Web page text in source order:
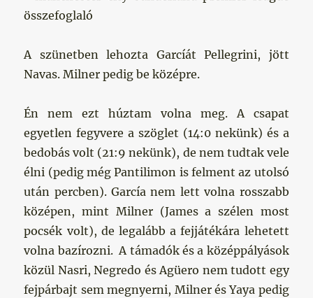
A szünetben lehozta Garcíát Pellegrini, jött
Navas. Milner pedig be középre.
Én nem ezt húztam volna meg. A csapat
egyetlen fegyvere a szöglet (14:0 nekünk) és a
bedobás volt (21:9 nekünk), de nem tudtak vele
élni (pedig még Pantilimon is felment az utolsó
után percben). García nem lett volna rosszabb
középen, mint Milner (James a szélen most
pocsék volt), de legalább a fejjátékára lehetett
volna bazírozni. A támadók és a középpályások
közül Nasri, Negredo és Agüero nem tudott egy
fejpárbajt sem megnyerni, Milner és Yaya pedig